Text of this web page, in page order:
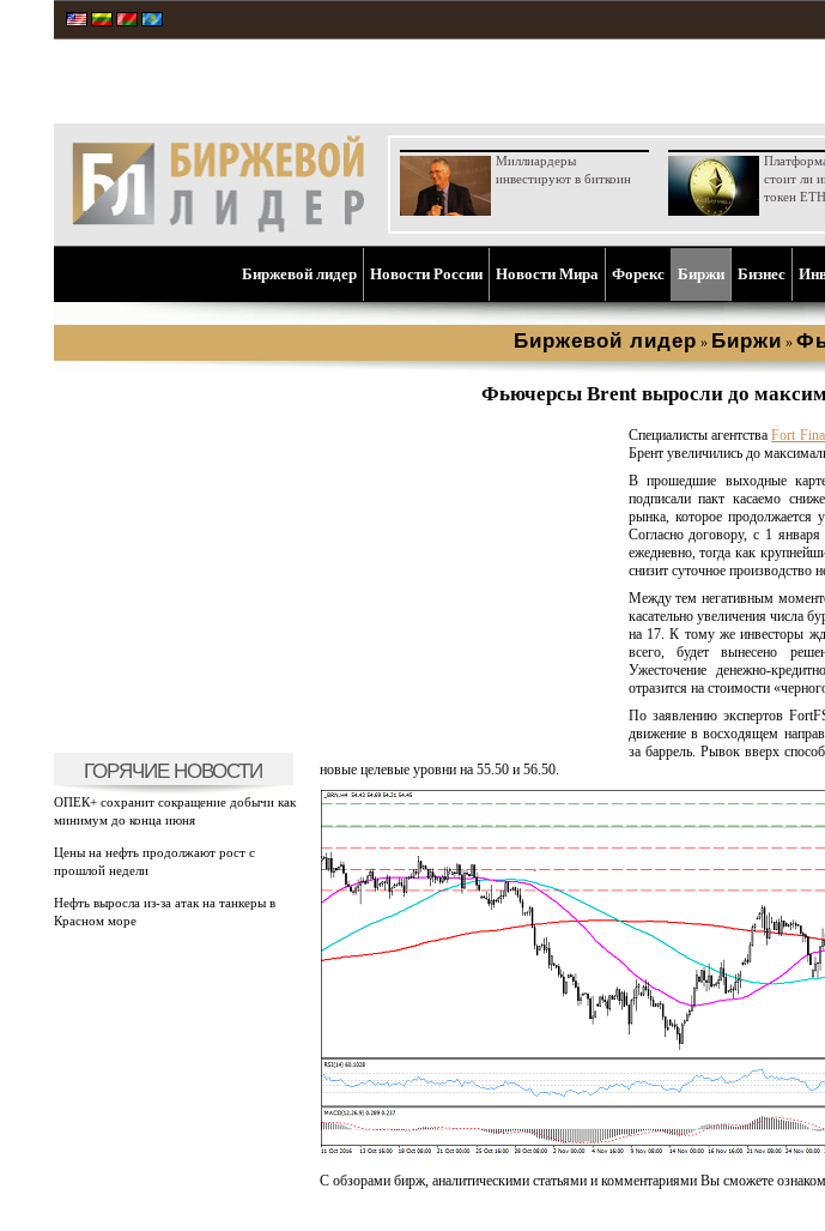
Миллиардеры
инвестируют в биткоин
стоит ли
токен
Биржевой лидер Новости России Новости Мира Форекс Биржи Бизнес
Биржевой лидер » Биржи »
ГОРЯЧИЕ НОВОСТИ
ОПЕК+ сохранит сокращение добычи как
минимум до конца июня
Цены на нефть продолжают рост с
прошлой недели
Нефть выросла из-за атак на танкеры в
Красном море
Фьючерсы Brent выросли до
Специалисты агентстваFort
Брент увеличились до
В прошедшие выходные
подписали пакт касаемо
рынка, которое продолжается
Согласно договору, с 1
ежедневно, тогда как
снизит суточное производство
Между тем негативным
касательно увеличения числа
на 17. К тому же инвесторы
всего, будет вынесено
Ужесточение денежно-
отразится на стоимости
По заявлению экспертов
движение в восходящем
за баррель. Рывок вверх
новые целевые уровни на 55.50 и 56.50.
С обзорами бирж, аналитическими статьями и комментариями Вы сможете